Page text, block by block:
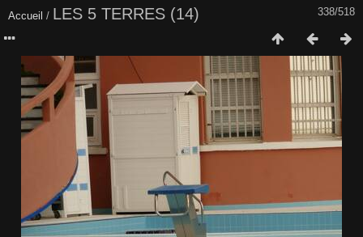
338/518
Accueil / LES 5 TERRES (14)